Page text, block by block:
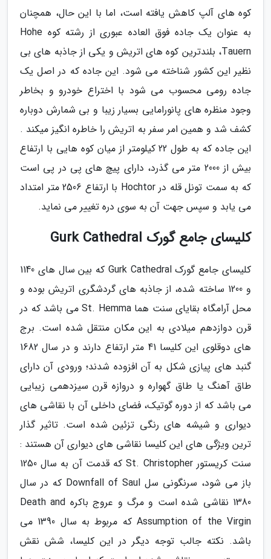
کوه های آلپ کاهش یافته است، اما با این حال، همچنان
به عنوان یک جاده فوق العاده عبوری از رشته کوه Hohe
Tauern، بلندترین کوه های اتریش و یکی از جاذبه های بی
نظیر این کشور شناخته می شود. این جاده که در اصل یک
جاده رومی محسوب می شود با اختراع خودرو و بخاطر
وجود منظره های پانورامایی بسیار زیبا و بی شمارش دوباره
کشف شد و همین امر سفر به اتریش را خاطره انگیز میکند .
این جاده که به طول 22 کیلومتر از میان کوه هایی با ارتفاع
بیش از 2000 متر می گذرد، دارای پیچ های پی در پی است
که به سمت تونل قله در Hochtor با ارتفاع 2506 متر امتداد
می یابد و سپس جهت آن به سوی دره تغییر می نماید.
کلیسای جامع گورک Gurk Cathedral
کلیسای جامع گورک Gurk Cathedral که بین سال های 1140
و 1200 ساخته شده، از جاذبه های گردشگری اتریش بوده و
محل آرامگاه بقایای سنت هما St. Hemma می باشد که در
قرن دوازدهم میلادی به این مکان منتقل شده است. برج
های دوقلوی این کلیسا 41 متر ارتفاع دارند و در سال 1682
گنبد های پیازی شکل به آن افزوده شدند؛ ورودی آن دارای
طاق آهنگ یا طاق گهواره و دروازه قرن سیزدهمی زیبایی
می باشد که از دوره گوتیک، فضای داخلی آن با نقاشی های
دیواری و شیشه های رنگی تزئین شده است. تاثیر گذار
ترین ویژگی های این کلیسا نقاشی های دیواری آن هستند :
سنت کریستور St. Christopher که قدمت آن به سال 1250
باز می شود، سرنگونی سل Downfall of Saul که در سال
1380 نقاشی شده است و مرگ و عروج باکره Death and
Assumption of the Virgin که مربوط به سال 1390 می
باشد. نکته جالب توجه دیگر در این کلیسا، شش نقش